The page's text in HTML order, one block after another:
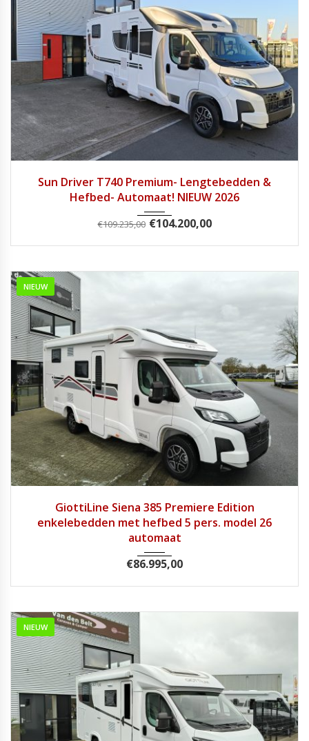
Sun Driver T740 Premium- Lengtebedden &
Hefbed- Automaat! NIEUW 2026
€109.235,00 €104.200,00
NIEUW
GiottiLine Siena 385 Premiere Edition
enkelebedden met hefbed 5 pers. model 26
automaat
€86.995,00
NIEUW